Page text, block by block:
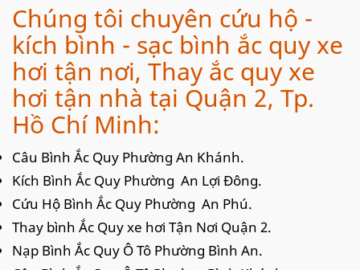
Chúng tôi chuyên cứu hộ -
kích bình - sạc bình ắc quy xe
hơi tận nơi, Thay ắc quy xe
hơi tận nhà tại Quận 2, Tp.
Hồ Chí Minh:
Câu Bình Ắc Quy Phường An Khánh.
Kích Bình Ắc Quy Phường An Lợi Đông.
Cứu Hộ Bình Ắc Quy Phường An Phú.
Thay bình Ắc Quy xe hơi Tận Nơi Quận 2.
Nạp Bình Ắc Quy Ô Tô Phường Bình An.